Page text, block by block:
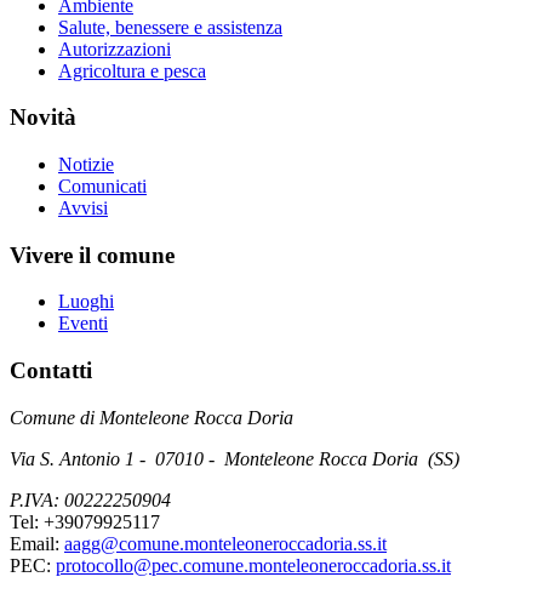
Ambiente
Salute, benessere e assistenza
Autorizzazioni
Agricoltura e pesca
Novità
Notizie
Comunicati
Avvisi
Vivere il comune
Luoghi
Eventi
Contatti
Comune di Monteleone Rocca Doria
Via S. Antonio 1 - 07010 - Monteleone Rocca Doria (SS)
P.IVA: 00222250904
Tel: +39079925117
Email: aagg@comune.monteleoneroccadoria.ss.it
PEC: protocollo@pec.comune.monteleoneroccadoria.ss.it